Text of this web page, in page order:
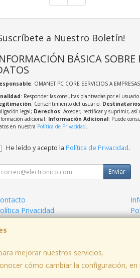
mejorar nuestros servicios.
cómo cambiar la configuración, en
a Nuestro Boletín!
BÁSICA SOBRE
: OMANET PC CORE SERVICIOS A
: Responder las consultas planteadas por el
: Consentimiento del usuario; Destinatarios
legal; Derechos: Acceder, rectificar y suprimir, así
adicional; Información Adicional: Puede
en nuestra Política de Privacidad.
He leído y acepto la Política de Privacidad.
Enviar
Privacidad
Informatico
- Tfno: 957070337